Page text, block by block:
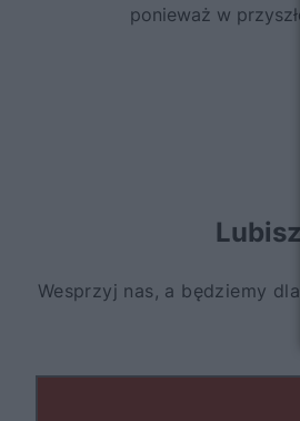
ponieważ w